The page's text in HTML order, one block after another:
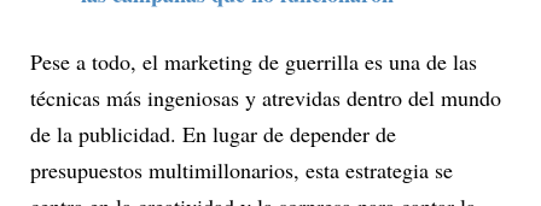
Pese a todo, el marketing de guerrilla es una de las
técnicas más ingeniosas y atrevidas dentro del mundo
de la publicidad. En lugar de depender de
presupuestos multimillonarios, esta estrategia se